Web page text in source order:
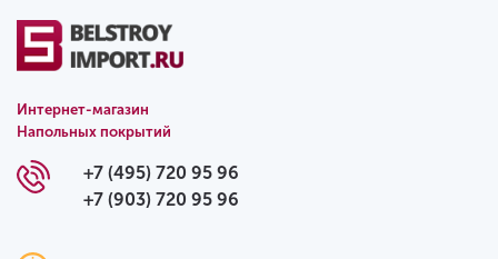
Интернет-магазин
Напольных покрытий
+7 (495) 720 95 96
+7 (903) 720 95 96